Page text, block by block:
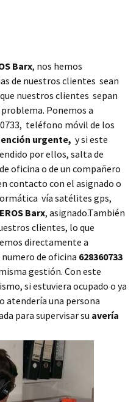
Barx, nos hemos
de nuestros clientes sean
nuestros clientes sepan
Ponemos a
teléfono móvil de los
urgente, y si este
por ellos, salta de
oficina o de un compañero
contacto con el asignado o
vía satélites gps,
Barx, asignado.También
clientes, lo que
directamente a
de oficina 628360733
gestión. Con este
si estuviera ocupado o ya
atendería una persona
para supervisar su avería